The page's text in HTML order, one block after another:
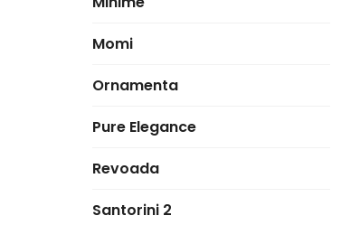
Momi
Ornamenta
Pure Elegance
Revoada
Santorini 2